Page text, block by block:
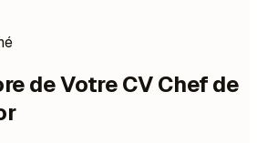
de Votre CV Chef de